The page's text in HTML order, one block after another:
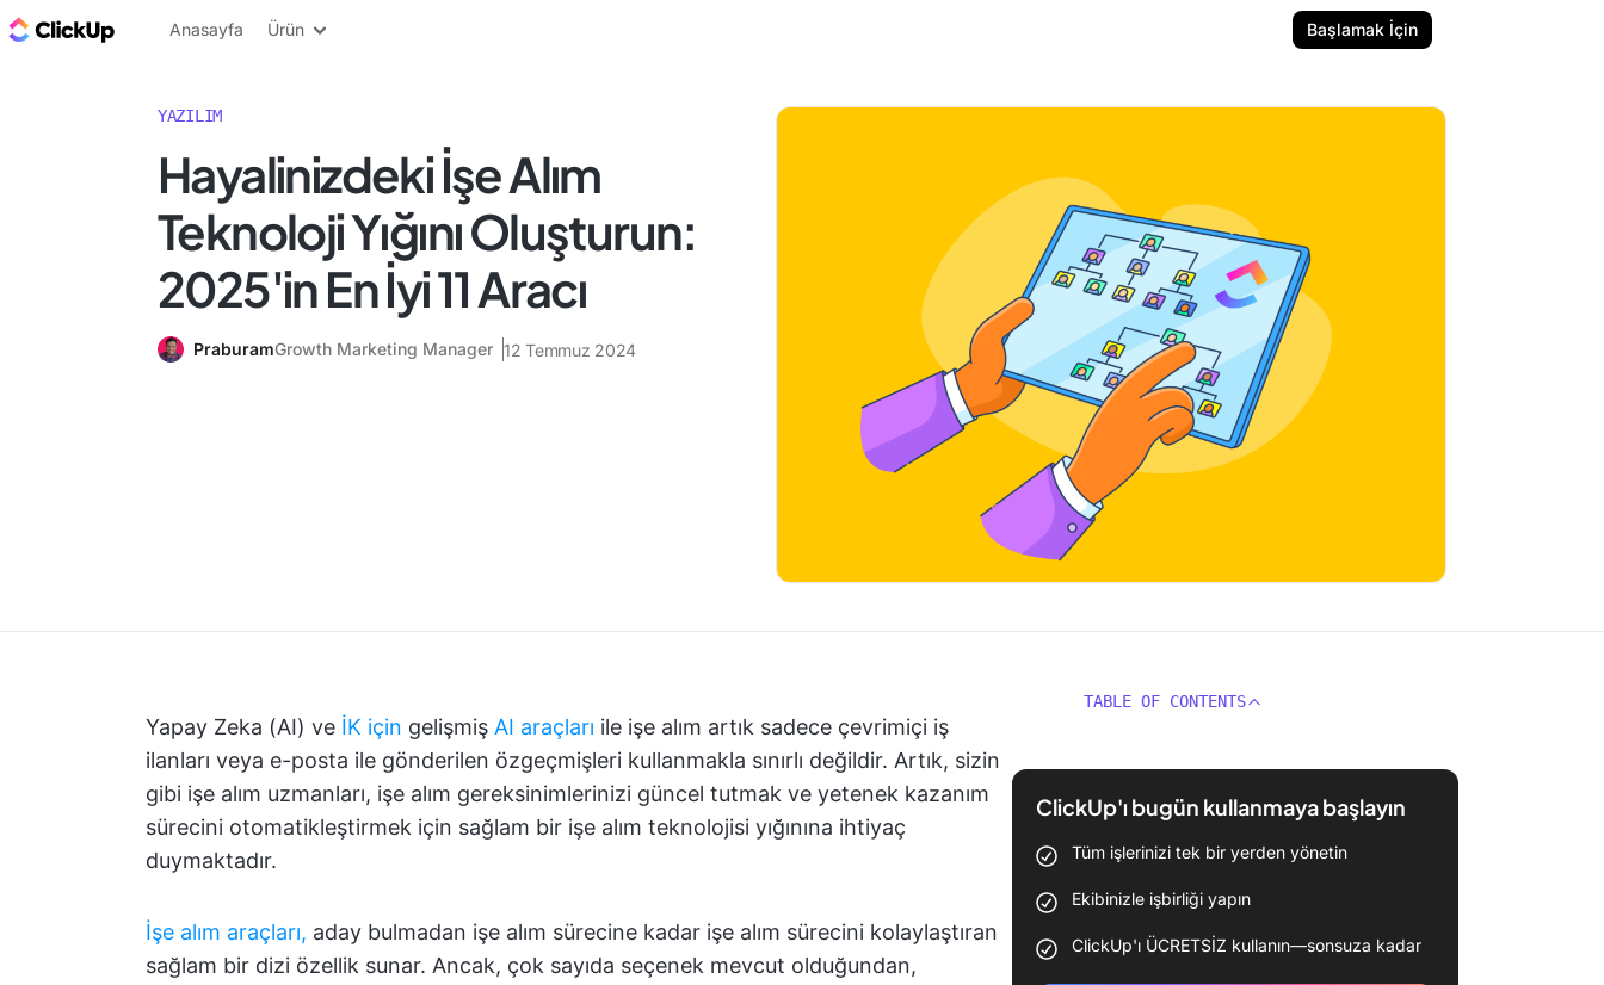
ClickUp Blog
Anasayfa Ürün Başlamak İçin
YAZILIM
Hayalinizdeki İşe Alım
Teknoloji Yığını Oluşturun:
2025'in En İyi 11 Aracı
PraburamGrowth Marketing Manager 12 Temmuz 2024
Yapay Zeka (AI) ve İK için gelişmiş AI araçları ile işe alım artık sadece çevrimiçi iş
ilanları veya e-posta ile gönderilen özgeçmişleri kullanmakla sınırlı değildir. Artık, sizin
gibi işe alım uzmanları, işe alım gereksinimlerinizi güncel tutmak ve yetenek kazanım
sürecini otomatikleştirmek için sağlam bir işe alım teknolojisi yığınına ihtiyaç
duymaktadır.
İşe alım araçları, aday bulmadan işe alım sürecine kadar işe alım sürecini kolaylaştıran
sağlam bir dizi özellik sunar. Ancak, çok sayıda seçenek mevcut olduğundan,
TABLE OF CONTENTS
ClickUp'ı bugün kullanmaya başlayın
Tüm işlerinizi tek bir yerden yönetin
Ekibinizle işbirliği yapın
ClickUp'ı ÜCRETSİZ kullanın—sonsuza kadar